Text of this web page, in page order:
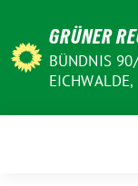
Inhalt
GRÜNER
BÜNDNIS